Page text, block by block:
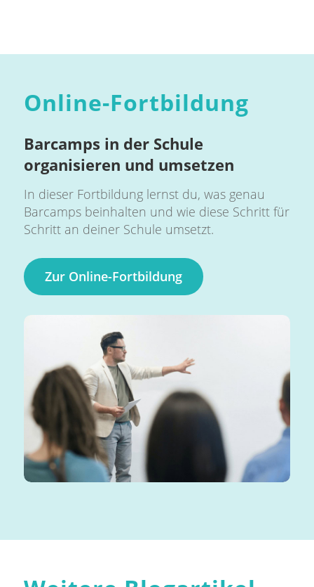
Online-Fortbildung
Barcamps in der Schule
organisieren und umsetzen
In dieser Fortbildung lernst du, was genau
Barcamps beinhalten und wie diese Schritt für
Schritt an deiner Schule umsetzt.
Zur Online-Fortbildung